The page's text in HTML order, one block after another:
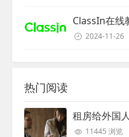
2024-11-26
热门阅读
租房给外国
11445 浏览